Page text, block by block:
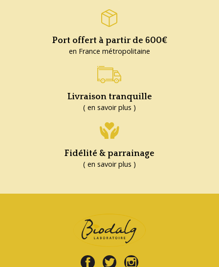
Port offert à partir de 600€
en France métropolitaine
Livraison tranquille
( en savoir plus )
Fidélité & parrainage
( en savoir plus )